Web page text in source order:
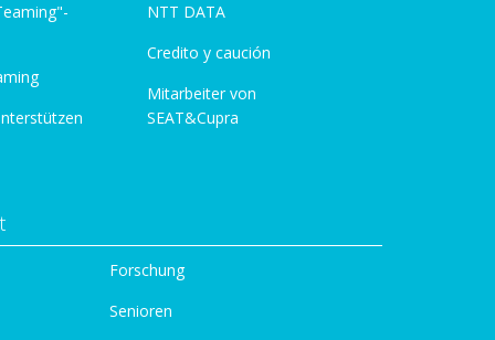
NTT DATA
Credito y caución
Mitarbeiter von
SEAT&Cupra
Forschung
Senioren